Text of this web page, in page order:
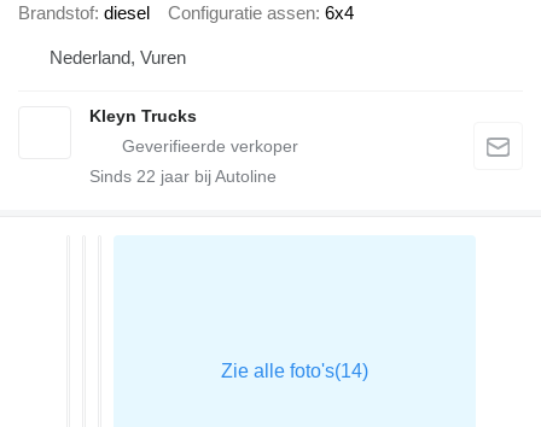
Brandstof diesel Configuratie assen 6x4
Nederland, Vuren
Kleyn Trucks
Sinds 22 jaar bij Autoline